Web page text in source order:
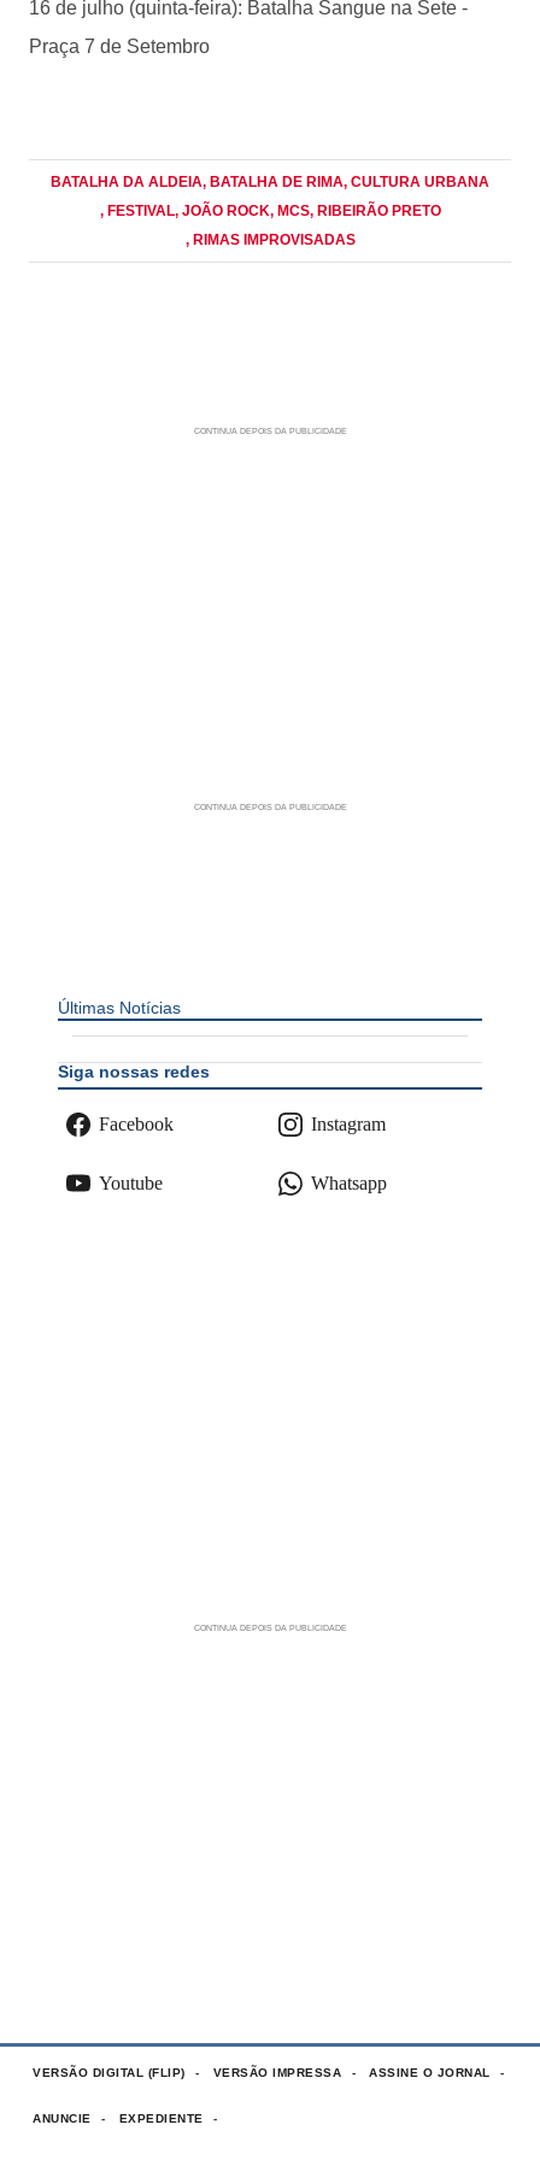
16 de julho (quinta-feira): Batalha Sangue na Sete -
Praça 7 de Setembro
BATALHA DA ALDEIA, BATALHA DE RIMA, CULTURA URBANA
, FESTIVAL, JOÃO ROCK, MCS, RIBEIRÃO PRETO
, RIMAS IMPROVISADAS
Últimas Notícias
Siga nossas redes
Facebook Instagram
Youtube Whatsapp
VERSÃO DIGITAL (FLIP) VERSÃO IMPRESSA ASSINE O JORNAL
ANUNCIE EXPEDIENTE